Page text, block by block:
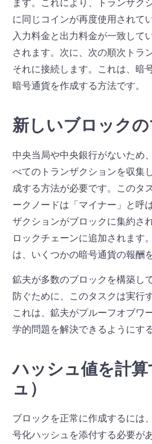
ます。これにより、トランザク
に同じコインが再度使用されて
入力料金と出力料金が一致して
されます。次に、次の順次トラ
それに接続します。これは、暗
暗号通貨を作成する方法です。
新しいブロック
中央当局や中央銀行がないため
べてのトランザクションを収集
成する方法が必要です。このタ
ークノードは「マイナー」と呼
ザクションがブロックに集約さ
ロックチェーンに追加されます
は、いくつかの暗号通貨の報酬
鉱夫が多数のブロックを構築し
防ぐために、このタスクは実行
これは、鉱夫がプルーフオブワ
学的問題を解決できるようにす
ハッシュ値を計
ュ）
ブロックを正常に作成するには
号化ハッシュを添付する必要が